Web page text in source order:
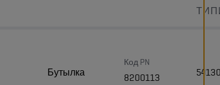
Бутылка
Код PN
8200113